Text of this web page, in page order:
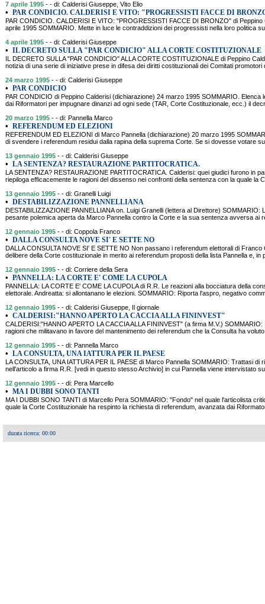
7 aprile 1995 - - di: Calderisi Giuseppe, Vito Elio
• PAR CONDICIO. CALDERISI E VITO: "PROGRESSISTI FACCE DI
PAR CONDICIO. CALDERISI E VITO: "PROGRESSISTI FACCE DI BRONZO" di
aprile 1995 SOMMARIO. Mette in luce le contraddizioni dei progressisti nella loro politica
4 aprile 1995 - - di: Calderisi Giuseppe
• IL DECRETO SULLA "PAR CONDICIO" ALLA CORTE COSTITUZIONALE
IL DECRETO SULLA "PAR CONDICIO" ALLA CORTE COSTITUZIONALE di Peppino
notizia di una serie di iniziative prese in difesa dei diritti costituzionali dei Comitati promotori
24 marzo 1995 - - di: Calderisi Giuseppe
• PAR CONDICIO
PAR CONDICIO di Peppino Calderisi (dichiarazione) 24 marzo 1995 SOMMARIO. Elenca
dai Riformatori per impugnare dinanzi ad ogni sede (TAR, Corte Costituzionale, ecc.) il
20 marzo 1995 - - di: Pannella Marco
• REFERENDUM ED ELEZIONI
REFERENDUM ED ELEZIONI di Marco Pannella (dichiarazione) 20 marzo 1995
di svendere i referendum residui dalla rapina della suprema Corte. Se si dovesse votare
13 gennaio 1995 - - di: Calderisi Giuseppe
• LA SENTENZA? RESTAURAZIONE PARTITOCRATICA.
LA SENTENZA? RESTAURAZIONE PARTITOCRATICA. Calderisi: quei giudici furono in
riepiloga efficacemente le ragioni del dissenso nei confronti della sentenza con la quale la
13 gennaio 1995 - - di: Granelli Luigi
• DESTABILIZZAZIONE PANNELLIANA
DESTABILIZZAZIONE PANNELLIANA on. Luigi Granelli (lettera al Direttore)
pesante polemica aperta da Marco Pannella contro la Corte e la sua sentenza avversa ai
12 gennaio 1995 - - di: Coppola Franco
• DALLA CONSULTA NOVE SI' E SETTE NO
DALLA CONSULTA NOVE SI' E SETTE NO Non passano i referendum elettorali di
delibere della Corte costituzionale in merito ai referendum proposti della lista Pannella e, in
12 gennaio 1995 - - di: Corriere della Sera
• PANNELLA: LA CORTE E' COME LA CUPOLA
PANNELLA: LA CORTE E' COME LA CUPOLA di R.R. Le reazioni alla bocciatura della
elettorale. Andreatta: si allontanano le elezioni. SOMMARIO: Riporta l'aspro, negativo
12 gennaio 1995 - - di: Calderisi Giuseppe, Il giornale
• CALDERISI:"HANNO APERTO LA CACCIA ALLA FININVEST"
CALDERISI:"HANNO APERTO LA CACCIA ALLA FININVEST" (a firma M.V.)
ragioni che militavano in favore del mantenimento dei referendum che la Consulta ha
12 gennaio 1995 - - di: Pannella Marco
• LA CONSULTA, UNA IATTURA PER IL PAESE
LA CONSULTA, UNA IATTURA PER IL PAESE di Marco Pannella SOMMARIO: Trattasi di
nell'articolo a firma R.R. [vedi in questo stesso Archivio] in cui Pannella viene intervistato
12 gennaio 1995 - - di: Pera Marcello
• MA I DUBBI SONO TANTI
MA I DUBBI SONO TANTI di Marcello Pera SOMMARIO: "Fondo" nel quale l'articolista
quale la Corte Costituzionale ha respinto la richiesta di referendum, avanzata dai
durata ricerca: 00:00